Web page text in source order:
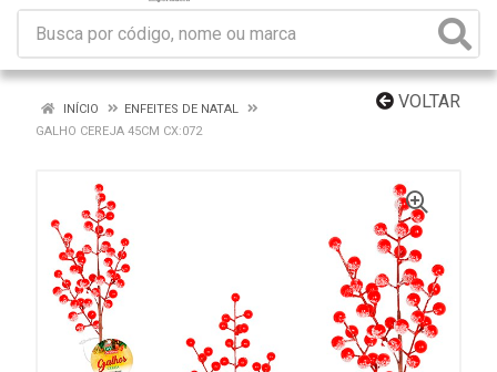
VOLTAR
INÍCIO
ENFEITES DE NATAL
GALHO CEREJA 45CM CX:072